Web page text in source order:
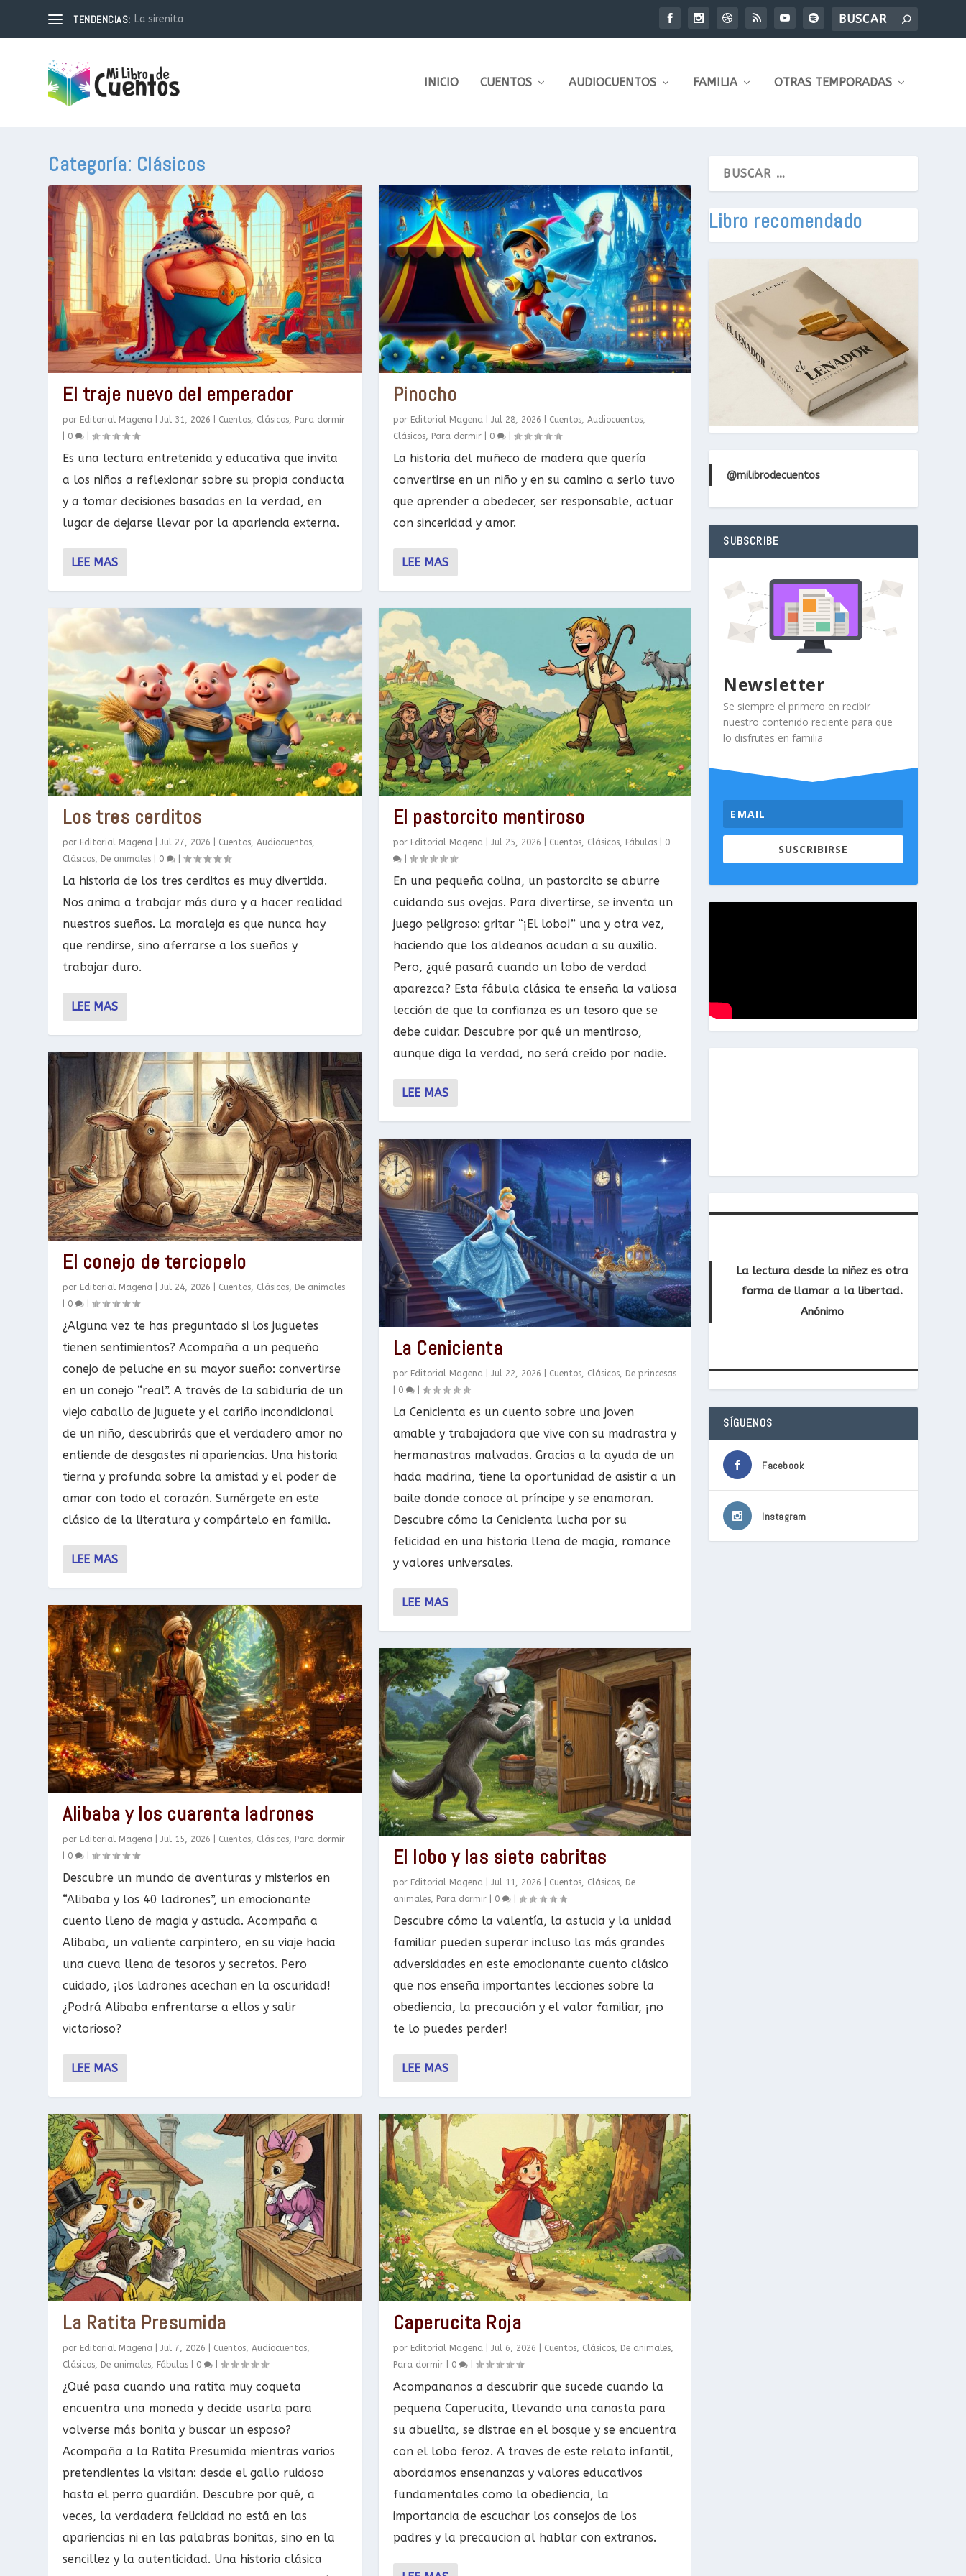
TENDENCIAS: La sirenita
INICIO CUENTOS AUDIOCUENTOS FAMILIA OTRAS TEMPORADAS
Categoría: Clásicos
El traje nuevo del emperador
por Editorial Magena |Jul 31, 2026 Cuentos, Clásicos, Para dormir
0 |
Es una lectura entretenida y educativa que invita
a los niños a reflexionar sobre su propia conducta
y a tomar decisiones basadas en la verdad, en
lugar de dejarse llevar por la apariencia externa.
LEE MAS
Los tres cerditos
por Editorial Magena |Jul 27, 2026 Cuentos,Audiocuentos,
Clásicos, De animales 0 |
La historia de los tres cerditos es muy divertida.
Nos anima a trabajar más duro y a hacer realidad
nuestros sueños. La moraleja es que nunca hay
que rendirse, sino aferrarse a los sueños y
trabajar duro.
LEE MAS
El conejo de terciopelo
por Editorial Magena |Jul 24, 2026 Cuentos Clásicos
De animales
0 |
¿Alguna vez te has preguntado si los juguetes
tienen sentimientos? Acompaña a un pequeño
conejo de peluche en su mayor sueño: convertirse
en un conejo “real”. A través de la sabiduría de un
viejo caballo de juguete y el cariño incondicional
de un niño, descubrirás que el verdadero amor no
entiende de desgastes ni apariencias. Una historia
tierna y profunda sobre la amistad y el poder de
amar con todo el corazón. Sumérgete en este
clásico de la literatura y compártelo en familia.
LEE MAS
Alibaba y los cuarenta ladrones
por Editorial Magena |Jul 15, 2026 Cuentos, Clásicos, Para dormir
0 |
Descubre un mundo de aventuras y misterios en
“Alibaba y los 40 ladrones”, un emocionante
cuento lleno de magia y astucia. Acompaña a
Alibaba, un valiente carpintero, en su viaje hacia
una cueva llena de tesoros y secretos. Pero
cuidado, ¡los ladrones acechan en la oscuridad!
¿Podrá Alibaba enfrentarse a ellos y salir
victorioso?
LEE MAS
La Ratita Presumida
por Editorial Magena |Jul 7, 2026 Cuentos,Audiocuentos,
Clásicos, De animales, Fábulas 0 |
¿Qué pasa cuando una ratita muy coqueta
encuentra una moneda y decide usarla para
volverse más bonita y buscar un esposo?
Acompaña a la Ratita Presumida mientras varios
pretendientes la visitan: desde el gallo ruidoso
hasta el perro guardián. Descubre por qué, a
veces, la verdadera felicidad no está en las
apariencias ni en las palabras bonitas, sino en la
sencillez y la autenticidad. Una historia clásica
Pinocho
por Editorial Magena| Jul 28, 2026 Cuentos, Audiocuentos,
Clásicos, Para dormir| 0 |
La historia del muñeco de madera que quería
convertirse en un niño y en su camino a serlo tuvo
que aprender a obedecer, ser responsable, actuar
con sinceridad y amor.
LEE MAS
El pastorcito mentiroso
por Editorial Magena| Jul 25, 2026 Cuentos, Clásicos, Fábulas| 0
|
En una pequeña colina, un pastorcito se aburre
cuidando sus ovejas. Para divertirse, se inventa un
juego peligroso: gritar “¡El lobo!” una y otra vez,
haciendo que los aldeanos acudan a su auxilio.
Pero, ¿qué pasará cuando un lobo de verdad
aparezca? Esta fábula clásica te enseña la valiosa
lección de que la confianza es un tesoro que se
debe cuidar. Descubre por qué un mentiroso,
aunque diga la verdad, no será creído por nadie.
LEE MAS
La Cenicienta
por Editorial Magena Jul 22, 2026 Cuentos, Clásicos, De princesas
0 |
La Cenicienta es un cuento sobre una joven
amable y trabajadora que vive con su madrastra y
hermanastras malvadas. Gracias a la ayuda de un
hada madrina, tiene la oportunidad de asistir a un
baile donde conoce al príncipe y se enamoran.
Descubre cómo la Cenicienta lucha por su
felicidad en una historia llena de magia, romance
y valores universales.
LEE MAS
El lobo y las siete cabritas
por Editorial Magena| Jul 11, 2026 Cuentos, Clásicos, De
animales, Para dormir| 0 |
Descubre cómo la valentía, la astucia y la unidad
familiar pueden superar incluso las más grandes
adversidades en este emocionante cuento clásico
que nos enseña importantes lecciones sobre la
obediencia, la precaución y el valor familiar, ¡no
te lo puedes perder!
LEE MAS
Caperucita Roja
por Editorial Magena| Jul 6, 2026 Cuentos, Clásicos, De animales,
Para dormir| 0 |
Acompananos a descubrir que sucede cuando la
pequena Caperucita, llevando una canasta para
su abuelita, se distrae en el bosque y se encuentra
con el lobo feroz. A traves de este relato infantil,
abordamos ensenanzas y valores educativos
fundamentales como la obediencia, la
importancia de escuchar los consejos de los
padres y la precaucion al hablar con extranos.
Libro recomendado
@milibrodecuentos
SUBSCRIBE
Newsletter
Se siempre el primero en recibir
nuestro contenido reciente para que
lo disfrutes en familia
SUSCRIBIRSE
La lectura desde la niñez es otra
forma de llamar a la libertad.
Anónimo
SÍGUENOS
Facebook
Instagram